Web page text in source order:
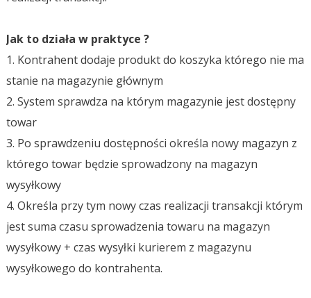
Jak to działa w praktyce ?
1. Kontrahent dodaje produkt do koszyka którego nie ma
stanie na magazynie głównym
2. System sprawdza na którym magazynie jest dostępny
towar
3. Po sprawdzeniu dostępności określa nowy magazyn z
którego towar będzie sprowadzony na magazyn
wysyłkowy
4. Określa przy tym nowy czas realizacji transakcji którym
jest suma czasu sprowadzenia towaru na magazyn
wysyłkowy + czas wysyłki kurierem z magazynu
wysyłkowego do kontrahenta.